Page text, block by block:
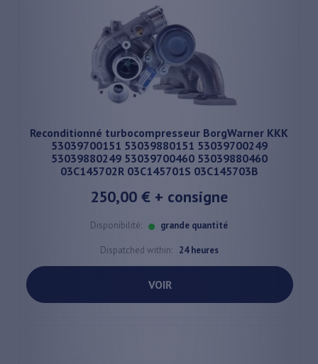
Reconditionné turbocompresseur BorgWarner KKK
53039700151 53039880151 53039700249
53039880249 53039700460 53039880460
03C145702R 03C145701S 03C145703B
250,00 € + consigne
Disponibilité: grande quantité
Dispatched within: 24 heures
VOIR